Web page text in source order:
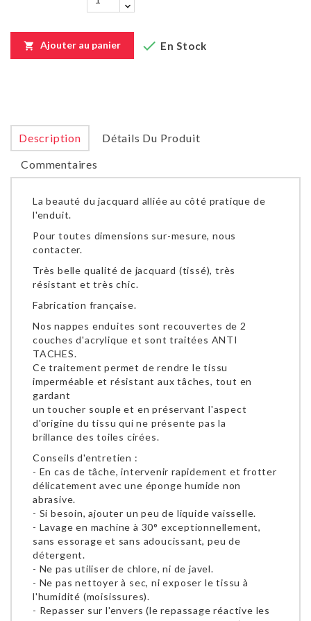
 Ajouter au panier  En Stock
Description
Détails Du Produit
Commentaires
La beauté du jacquard alliée au côté pratique de
l'enduit.
Pour toutes dimensions sur-mesure, nous
contacter.
Très belle qualité de jacquard (tissé), très
résistant et très chic.
Fabrication française.
Nos nappes enduites sont recouvertes de 2
couches d'acrylique et sont traitées ANTI
TACHES.
Ce traitement permet de rendre le tissu
imperméable et résistant aux tâches, tout en
gardant
un toucher souple et en préservant l'aspect
d'origine du tissu qui ne présente pas la
brillance des toiles cirées.
Conseils d'entretien :
- En cas de tâche, intervenir rapidement et frotter
délicatement avec une éponge humide non
abrasive.
- Si besoin, ajouter un peu de liquide vaisselle.
- Lavage en machine à 30° exceptionnellement,
sans essorage et sans adoucissant, peu de
détergent.
- Ne pas utiliser de chlore, ni de javel.
- Ne pas nettoyer à sec, ni exposer le tissu à
l'humidité (moisissures).
- Repasser sur l'envers (le repassage réactive les